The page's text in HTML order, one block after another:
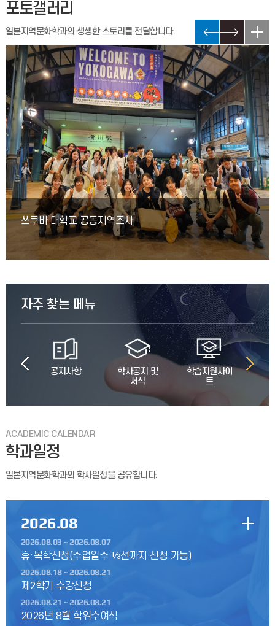
2026학년도 2학기 학업우수장학금 선정 결과 1학년 최우수: 최*웅
(1명)우 수: 오*민, 박* (2명)준우수: 이*별, 정*민, 배*현, 윤*연
(4명) 2학년 최우수:
이토추마루베니 철강 신입 정규직원 추가 채용 공고
2026-2학기 캡스톤 디자인 지도교수 배정 안내
2025-2학기 캡스톤 디자인 지도교수가 배정되었습니다.아래
첨부파일을 확인하시기 바랍니다.신은진 교수님 지도학생은
온라인으로 사전 OT가 진행될 예정이며, 일정은 추후 별도로 공
이토추마루베니 철강 신입 정규직원 채용 공고
2026-2학기 학업우수장학금 신청에 대해 알려드립니다.신청기한:
2026년 06월 30일(화) 16:00 까지신청서 양식을 다운받아
증빙서류와 함께 학과사무실 또는 이메일(ibb
2026-2학기 일본지역문화기획캡스톤디자인 수강신청 안내
2026-2학기 일본지역문화기획캡스톤디자인 수강신청 예정
학생은첨부한 논문계획서 (1장 이상)을 작성하여 2026.6.26(금)
요일 오후4시까지 학과사무실로 제출바랍니다.교환학생의
2026-1학기 인천대학교 사랑장학금 선발 학생 명단입니다. 백*겸,
오*민, 김*은, 서*우, 김*진 (5명)
캡스톤 과목 수강생 이외에도 학과 관계자 모두 참여 가능합니다.
특히 2, 3학년들의 많은 참관 바랍니다.당연히 수강생
포토갤러리
일본지역문화학과의 생생한 스토리를 전달합니다.
쓰쿠바 대학교 공동지역조사
자주 찾는 메뉴
공지사항
학사공지 및
서식
학습지원사이
트
학
프
ACADEMIC CALENDAR
학과일정
일본지역문화학과의 학사일정을 공유합니다.
2026.08
2026.08.03 ~ 2026.08.07
휴·복학신청(수업일수 ⅓선까지 신청 가능)
2026.08.18 ~ 2026.08.21
제2학기 수강신청
2026.08.21 ~ 2026.08.21
2026년 8월 학위수여식